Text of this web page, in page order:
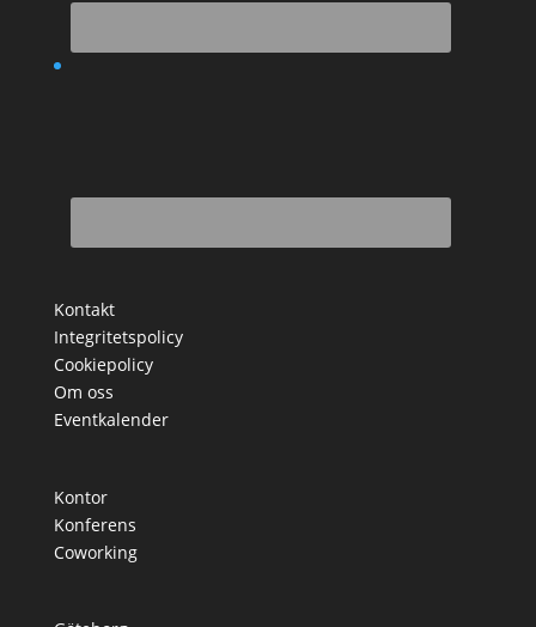
Kontakt
Integritetspolicy
Cookiepolicy
Om oss
Eventkalender
Kontor
Konferens
Coworking